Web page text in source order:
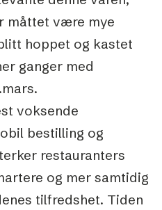
måttet være mye
hoppet og kastet
ganger med
voksende
bestilling og
restauranters
og mer samtidig
tilfredshet. Tiden